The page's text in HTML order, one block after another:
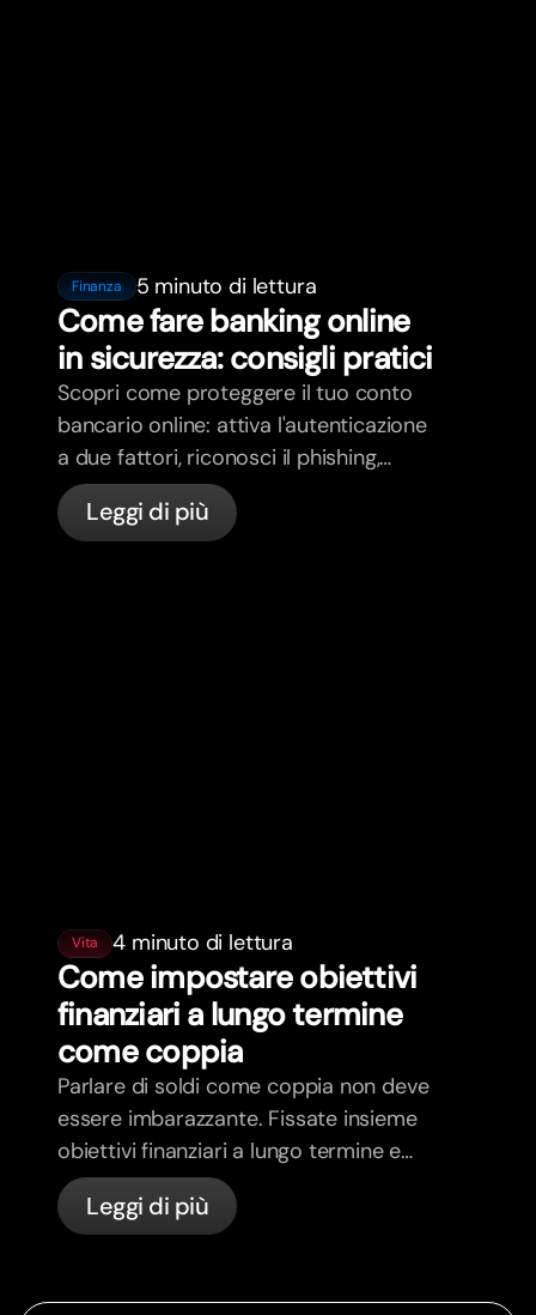
Finanza 5 minuto di lettura
Come fare banking online
in sicurezza: consigli pratici
Scopri come proteggere il tuo conto
bancario online: attiva l'autenticazione
a due fattori, riconosci il phishing,
gestisci le tue carte e scopri come
bunq protegge il tuo denaro
Leggi di più
Vita 4 minuto di lettura
Come impostare obiettivi
finanziari a lungo termine
come coppia
Parlare di soldi come coppia non deve
essere imbarazzante. Fissate insieme
obiettivi finanziari a lungo termine e
sentitevi più allineati.
Leggi di più